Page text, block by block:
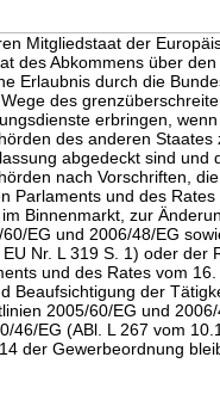
Mitgliedstaat der
des Abkommens über den
Erlaubnis durch die
des
erbringen,
des anderen Staates
abgedeckt sind und
nach Vorschriften,
Parlaments und des
Binnenmarkt, zur
EG und 2006/48/EG
Nr. L 319 S. 1) oder der
und des Rates vom
Beaufsichtigung der
2005/60/EG und
46/EG (ABl. L 267 vom
der Gewerbeordnung